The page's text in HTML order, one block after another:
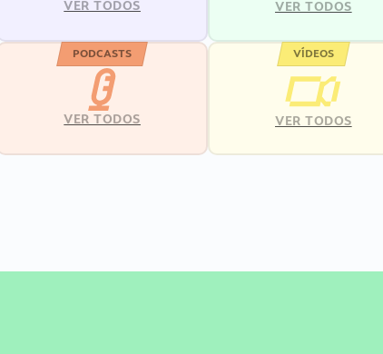
VER TODOS VER TODOS
PODCASTS
VER TODOS
VÍDEOS
VER TODOS